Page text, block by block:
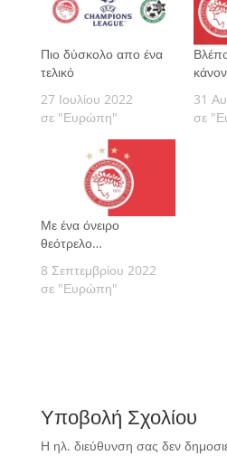
Πιο δύσκολο απο ένα
τελικό
27 Ιουλίου 2022
σε "Ευρώπη"
31
σε
Με ένα όνειρο
θεότρελο…
8 Σεπτεμβρίου 2022
σε "Ευρώπη"
Υποβολή Σχολίου
Η ηλ. διεύθυνση σας δεν